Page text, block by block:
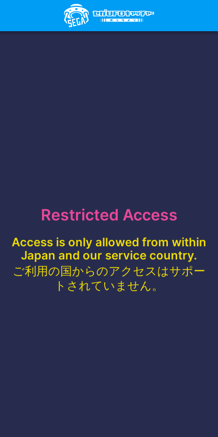
Restricted Access
Access is only allowed from within
Japan and our service country.
ご利用の国からのアクセスはサポー
トされていません。